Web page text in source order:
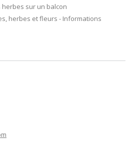
herbes sur un balcon
herbes et fleurs - Informations